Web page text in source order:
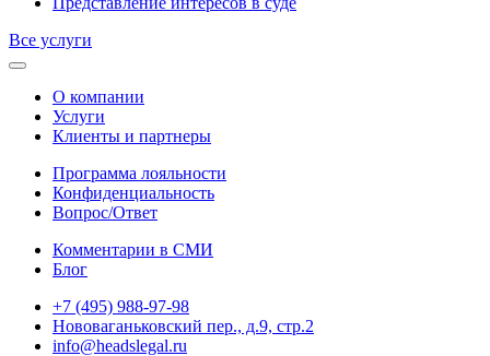
Все услуги
О компании
Услуги
Клиенты и партнеры
Программа лояльности
Конфиденциальность
Вопрос/Ответ
Комментарии в СМИ
Блог
+7 (495) 988-97-98
Нововаганьковский пер., д.9, стр.2
info@headslegal.ru